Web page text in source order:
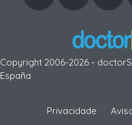
Copyright 2006-2026 -
España
Privacidade